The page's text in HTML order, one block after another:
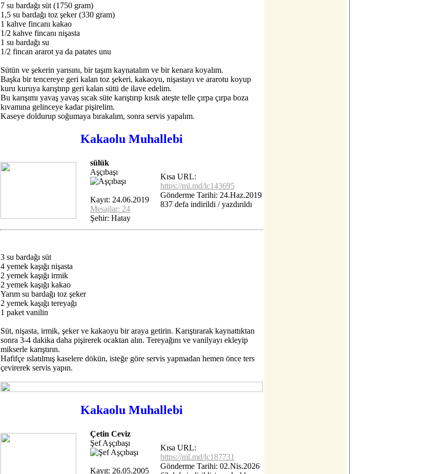
7 su bardağı süt (1750 gram)
1,5 su bardağı toz şeker (330 gram)
1 kahve fincanı kakao
1/2 kahve fincanı nişasta
1 su bardağı su
1/2 fincan ararot ya da patates unu
Sütün ve şekerin yarısını, bir taşım kaynatalım ve bir kenara koyalım.
Başka bir tencereye geri kalan toz şekeri, kakaoyu, nişastayı ve ararotu koyup
kuru kuruya karıştınp geri kalan sütü de ilave edelim.
Bu karışımı yavaş yavaş sıcak süte karıştırıp kısık ateşte telle çırpa çırpa boza
kıvamına gelinceye kadar pişirelim.
Kaseye doldurup soğumaya bırakalım, sonra servis yapalım.
Kakaolu Muhallebi
sülük
Aşçıbaşı
Kayıt: 24.06.2019
Mesajlar: 24
Şehir: Hatay
Kısa URL:
https://ml.md/lc143695
Gönderme Tarihi: 24.Haz.2019
837 defa indirildi / yazdırıldı
3 su bardağı süt
4 yemek kaşığı nişasta
2 yemek kaşığı irmik
2 yemek kaşığı kakao
Yarım su bardağı toz şeker
2 yemek kaşığı tereyağı
1 paket vanilin
Süt, nişasta, irmik, şeker ve kakaoyu bir araya getirin. Karıştırarak kaynattıktan
sonra 3-4 dakika daha pişirerek ocaktan alın. Tereyağını ve vanilyayı ekleyip
mikserle karıştırın.
Hafifçe ıslatılmış kaselere dökün, isteğe göre servis yapmadan hemen önce ters
çevirerek servis yapın.
Kakaolu Muhallebi
Çetin Ceviz
Şef Aşçıbaşı
Kayıt: 26.05.2005
Kısa URL:
https://ml.md/lc187731
Gönderme Tarihi: 02.Nis.2026